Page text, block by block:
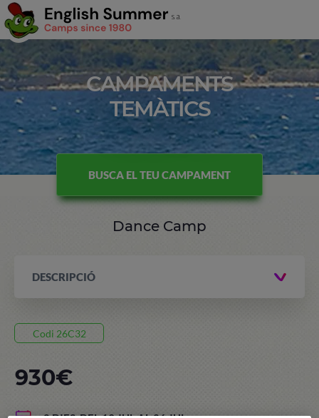
CAMPAMENTS
TEMÀTICS
BUSCA EL TEU CAMPAMENT
Dance Camp
DESCRIPCIÓ
Codi 26C32
930€